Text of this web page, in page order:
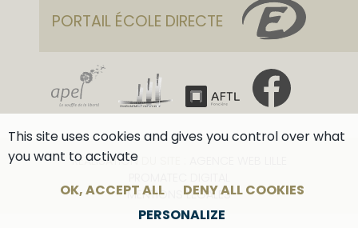
RÉALISATION DU SITE :
MENTIONS LÉGALES
PORTAIL ÉCOLE DIRECTE
This site uses cookies and gives you control over what
you want to activate
OK, ACCEPT ALL
DENY ALL COOKIES
PERSONALIZE